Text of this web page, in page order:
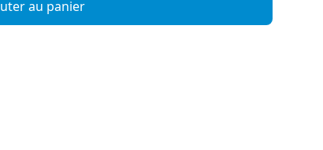
au panier